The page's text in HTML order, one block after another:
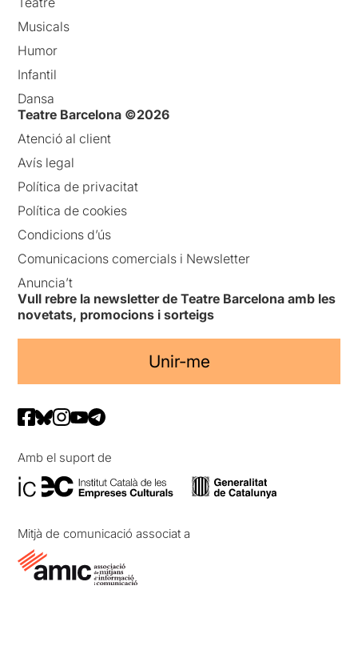
Musicals
Humor
Infantil
Dansa
Teatre Barcelona ©2026
Atenció al client
Avís legal
Política de privacitat
Política de cookies
Condicions d’ús
Comunicacions comercials i Newsletter
Anuncia’t
Vull rebre la newsletter de Teatre Barcelona amb les
novetats, promocions i sorteigs
Unir-me
Amb el suport de
Mitjà de comunicació associat a